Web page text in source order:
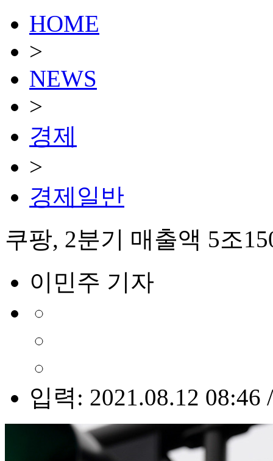
HOME
>
NEWS
>
경제
>
경제일반
쿠팡, 2분기 매출액 5조
이민주 기자
입력: 2021.08.12 08:46